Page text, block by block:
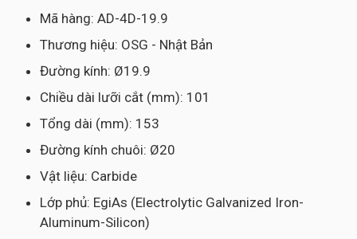
Mã hàng: AD-4D-19.9
Thương hiệu: OSG - Nhật Bản
Đường kính: Ø19.9
Chiều dài lưỡi cắt (mm): 101
Tổng dài (mm): 153
Đường kính chuôi: Ø20
Vật liệu: Carbide
Lớp phủ: EgiAs (Electrolytic Galvanized Iron-
Aluminum-Silicon)